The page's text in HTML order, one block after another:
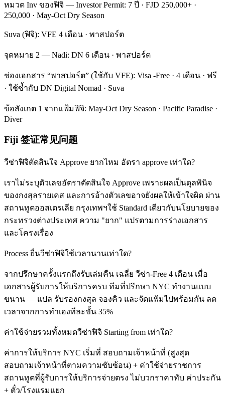
หมวด Inv ของฟิจิ — Investor Permit: 7 ปี · FJD 250,000+ ·
250,000 · May-Oct Dry Season
Suva (ฟิจิ): VFE 4 เดือน · พาสปอร์ต
จุดหมาย 2 — Nadi: DN 6 เดือน · พาสปอร์ต
ช่องเอกสาร “พาสปอร์ต” (ใช้กับ VFE): Visa -Free · 4 เดือน · ฟรี
· ใช้ซ้ำกับ DN Digital Nomad · Suva
ข้อสังเกต 1 จากแฟ้มฟิจิ: May-Oct Dry Season · Pacific Paradise ·
Diver
Fiji 签证常见问题
วีซ่าฟิจิตัดสินใจ Approve ยากไหม อัตรา approve เท่าใด?
เราไม่ระบุตัวเลขอัตราตัดสินใจ Approve เพราะผลเป็นดุลพินิจ
ของกงสุลรายเคส และการอ้างตัวเลขอาจยังผลให้เข้าใจผิด ผ่าน
สถานทูตออสเตรเลีย กรุงเทพฯใช้ Standard เดียวกับนโยบายของ
กระทรวงต่างประเทศ ความ "ยาก" แปรตามการร่างเอกสาร
และโครงเรื่อง
Process ยื่นวีซ่าฟิจิใช้เวลานานเท่าใด?
จากปรึกษาครั้งแรกถึงรับเล่มคืน เฉลี่ย วีซ่า-Free 4 เดือน เมื่อ
เอกสารผู้รับการให้บริการครบ ทีมที่ปรึกษา NYC ทำงานแบบ
ขนาน — แปล รับรองกงสุล จองคิว และจัดแฟ้มไปพร้อมกัน ลด
เวลาจากการทำเองทีละขั้น 35%
ค่าใช้จ่ายรวมทั้งหมดวีซ่าฟิจิ Starting from เท่าใด?
ค่าการให้บริการ NYC เริ่มที่ สอบถามเจ้าหน้าที่ (สูงสุด
สอบถามเจ้าหน้าที่ตามความซับซ้อน) + ค่าใช้จ่ายราชการ
สถานทูตที่ผู้รับการให้บริการจ่ายตรง ไม่บวกราคาทับ ค่าประกัน
+ ตั๋ว/โรงแรมแยก